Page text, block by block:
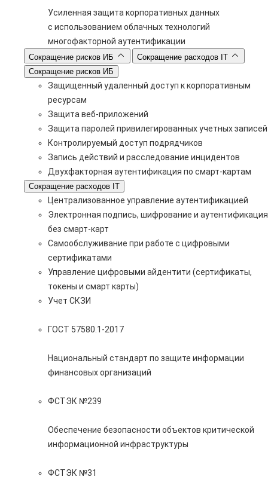
Усиленная защита корпоративных данных
с использованием облачных технологий
многофакторной аутентификации
Сокращение рисков ИБ
Сокращение расходов IT
Сокращение рисков ИБ
Защищенный удаленный доступ к корпоративным
ресурсам
Защита веб-приложений
Защита паролей привилегированных учетных записей
Контролируемый доступ подрядчиков
Запись действий и расследование инцидентов
Двухфакторная аутентификация по смарт-картам
Сокращение расходов IT
Централизованное управление аутентификацией
Электронная подпись, шифрование и аутентификация
без смарт-карт
Самообслуживание при работе с цифровыми
сертификатами
Управление цифровыми айдентити (сертификаты,
токены и смарт карты)
Учет СКЗИ
ГОСТ 57580.1-2017
Национальный стандарт по защите информации
финансовых организаций
ФСТЭК №239
Обеспечение безопасности объектов критической
информационной инфраструктуры
ФСТЭК №31